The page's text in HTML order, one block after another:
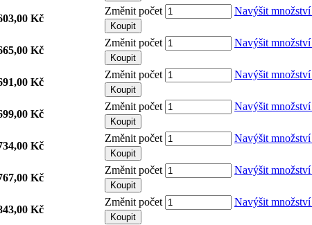
Kč
Změnit počet Navýšit množství
Koupit
Kč
Změnit počet Navýšit množství
Koupit
Kč
Změnit počet Navýšit množství
Koupit
Kč
Změnit počet Navýšit množství
Koupit
Kč
Změnit počet Navýšit množství
Koupit
Kč
Změnit počet Navýšit množství
Koupit
Kč
Změnit počet Navýšit množství
Koupit